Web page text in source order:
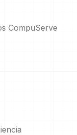
CompuServe